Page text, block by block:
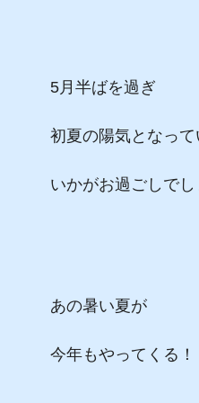
5月半ばを過ぎ
初夏の陽気となっ
いかがお過ごしでし
あの暑い夏が
今年もやってくる！